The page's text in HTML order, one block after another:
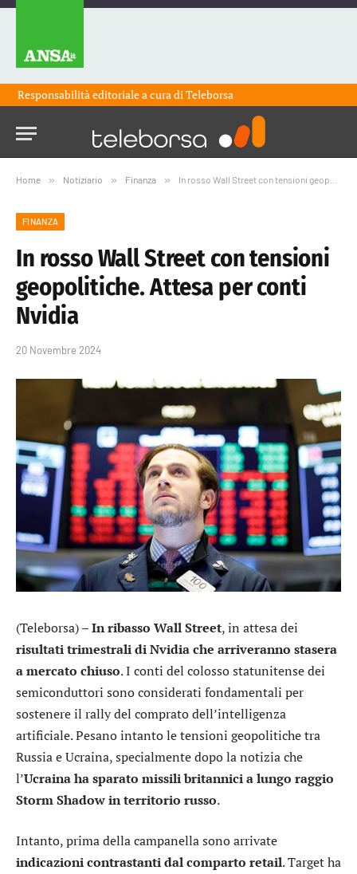
Responsabilità editoriale a cura diTeleborsa
Home » Notiziario » Finanza » In rosso Wall Street con tensioni geopolitiche. Attesa per conti Nvidia
FINANZA
In rosso Wall Street con tensioni
geopolitiche. Attesa per conti
Nvidia
20 Novembre 2024
(Teleborsa) –In ribasso Wall Street, in attesa dei
risultati trimestrali diNvidiache arriveranno stasera
a mercato chiuso. I conti del colosso statunitense dei
semiconduttori sono considerati fondamentali per
sostenere il rally del comprato dell’intelligenza
artificiale. Pesano intanto le tensioni geopolitiche tra
Russia e Ucraina, specialmente dopo la notizia che
l’Ucraina ha sparato missili britannici a lungo raggio
Storm Shadow in territorio russo.
Intanto, prima della campanella sono arrivate
indicazioni contrastanti dal comparto retail.Targetha